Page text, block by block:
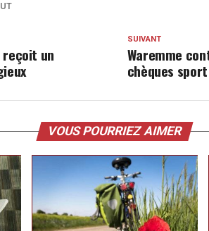
SUIVANT
Waremme
chèques sport
reçoit un
VOUS POURRIEZ AIMER